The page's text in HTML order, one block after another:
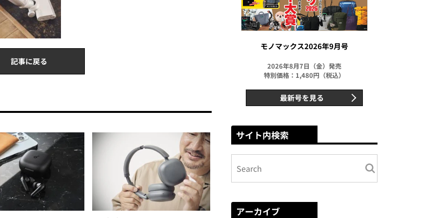
記事に戻る
モノマックス2026年9月号
2026年8月7日（金）発売
特別価格：1,480円（税込）
最新号を見る
サイト内検索
アーカイブ